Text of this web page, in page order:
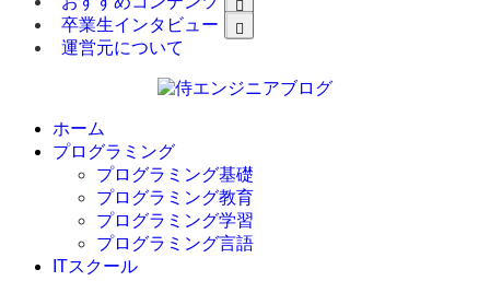
卒業生インタビュー
運営元について
ホーム
プログラミング
プログラミング基礎
プログラミング教育
プログラミング学習
プログラミング言語
ITスクール